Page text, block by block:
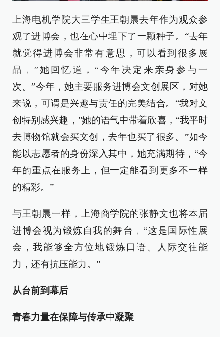
上海电机学院大三学生王朝晨去年作为观众参
观了进博会，也在心中埋下了一颗种子。“去年
就觉得进博会非常有意思，可以看到很多展
品，”她回忆道，“今年决定来亲身参与一
次。”今年，她主要服务进博会文创展区，对她
来说，可谓是兴趣与责任的完美结合。“我对文
创特别感兴趣，”她的语气中带着欣喜，“我平时
去博物馆就会买文创，去年也买了很多。”如今
能以志愿者的身份深入其中，她充满期待，“今
年的重点在服务上，但一定能看到更多不一样
的精彩。”
与王朝晨一样，上海商学院的张静文也将本届
进博会视为锻炼自我的舞台，“这是国际性展
会，我能够全方位地锻炼口语、人际交往能
力，还有抗压能力。”
从台前到幕后
青春力量在保障与传承中凝聚